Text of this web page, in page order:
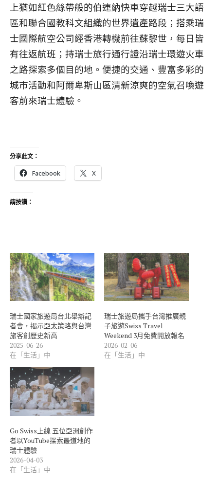
上猶如紅色絲帶般的伯連納快車穿越瑞士三大語
區和聯合國教科文組織的世界遺產路段；搭乘瑞
士國際航空公司經香港轉機前往蘇黎世，每日皆
有往返航班；持瑞士旅行通行證沿瑞士環遊火車
之路探索多個目的地。便捷的交通、豐富多彩的
城市活動和阿爾卑斯山區清新涼爽的空氣召喚遊
客前來瑞士體驗。
分享此文：
Facebook X
請按讚：
瑞士國家旅遊局台北舉辦記
者會，揭示亞太策略與台灣
旅客創歷史新高
2025-06-26
在「生活」中
瑞士旅遊局攜手台灣推廣親
子旅遊Swiss Travel
Weekend 3月免費開放報名
2026-02-06
在「生活」中
Go Swiss上線 五位亞洲創作
者以YouTube探索最道地的
瑞士體驗
2026-04-03
在「生活」中